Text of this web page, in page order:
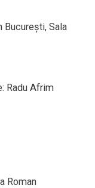
București, Sala
Radu Afrim
Roman